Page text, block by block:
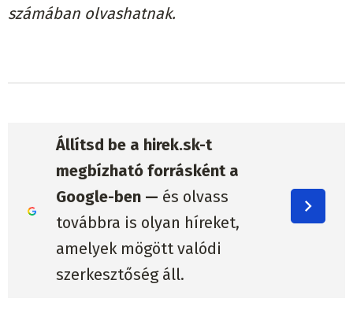
számában olvashatnak.
Állítsd be a hirek.sk-t
megbízható forrásként a
Google-ben — és olvass
továbbra is olyan híreket,
amelyek mögött valódi
szerkesztőség áll.